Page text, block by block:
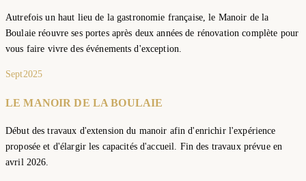
Autrefois un haut lieu de la gastronomie française, le Manoir de la
Boulaie réouvre ses portes après deux années de rénovation complète pour
vous faire vivre des événements d'exception.
Sept2025
LE MANOIR DE LA BOULAIE
Début des travaux d'extension du manoir afin d'enrichir l'expérience
proposée et d'élargir les capacités d'accueil. Fin des travaux prévue en
avril 2026.